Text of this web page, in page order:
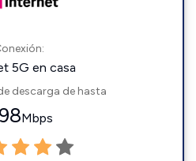
5G en casa
descarga de hasta
Mbps